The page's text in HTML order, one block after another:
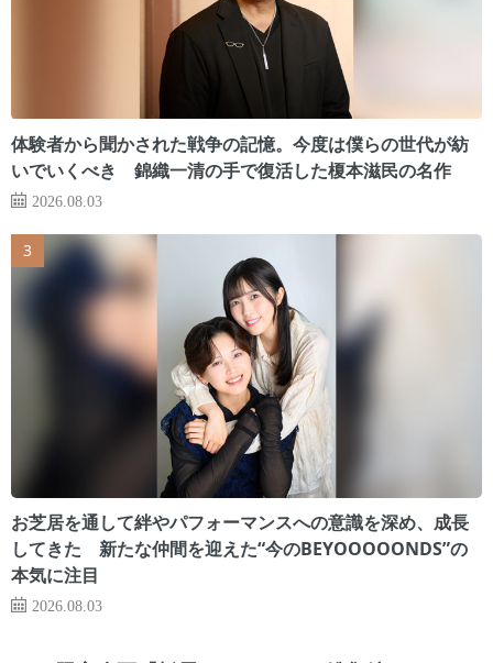
体験者から聞かされた戦争の記憶。今度は僕らの世代が紡
いでいくべき 錦織一清の手で復活した榎本滋民の名作
2026.08.03
お芝居を通して絆やパフォーマンスへの意識を深め、成長
してきた 新たな仲間を迎えた“今のBEYOOOOONDS”の
本気に注目
2026.08.03